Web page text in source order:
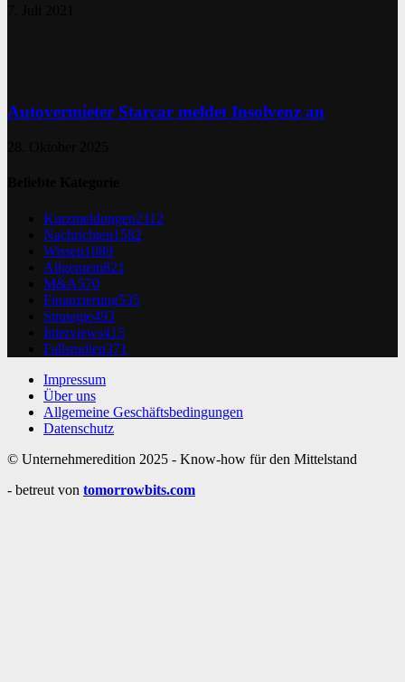
Autovermieter Starcar meldet Insolvenz an
Kurzmeldungen2112
Nachrichten1582
Wissen1089
Allgemein821
M&A570
Finanzierung535
Strategie493
Interviews415
Fallstudien371
Impressum
Über uns
Allgemeine Geschäftsbedingungen
Datenschutz
© Unternehmeredition 2025 - Know-how für den Mittelstand
- betreut von tomorrowbits.com